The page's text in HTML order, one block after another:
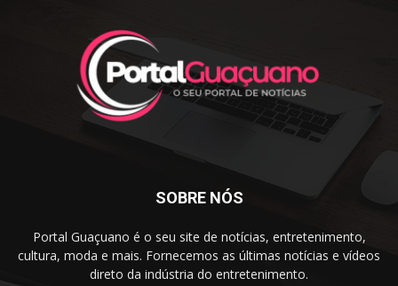
SOBRE NÓS
Portal Guaçuano é o seu site de notícias, entretenimento,
cultura, moda e mais. Fornecemos as últimas notícias e vídeos
direto da indústria do entretenimento.